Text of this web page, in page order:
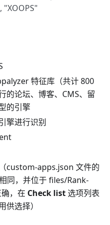
特征库（共计 800
的论坛、博客、CMS、留
的引擎
擎进行识别
custom-apps.json 文件的
同，并位于 files/Rank-
，在 Check list选项列表
选择）